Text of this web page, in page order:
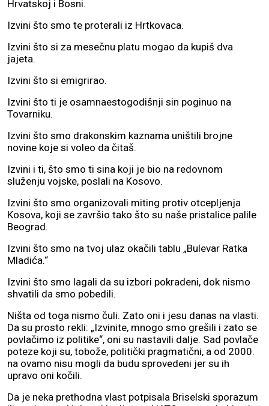
Hrvatskoj i Bosni.
Izvini što smo te proterali iz Hrtkovaca.
Izvini što si za mesečnu platu mogao da kupiš dva
jajeta.
Izvini što si emigrirao.
Izvini što ti je osamnaestogodišnji sin poginuo na
Tovarniku.
Izvini što smo drakonskim kaznama uništili brojne
novine koje si voleo da čitaš.
Izvini i ti, što smo ti sina koji je bio na redovnom
služenju vojske, poslali na Kosovo.
Izvini što smo organizovali miting protiv otcepljenja
Kosova, koji se završio tako što su naše pristalice palile
Beograd.
Izvini što smo na tvoj ulaz okačili tablu „Bulevar Ratka
Mladića.“
Izvini što smo lagali da su izbori pokradeni, dok nismo
shvatili da smo pobedili.
Ništa od toga nismo čuli. Zato oni i jesu danas na vlasti.
Da su prosto rekli: „Izvinite, mnogo smo grešili i zato se
povlačimo iz politike“, oni su nastavili dalje. Sad povlače
poteze koji su, tobože, politički pragmatični, a od 2000.
na ovamo nisu mogli da budu sprovedeni jer su ih
upravo oni kočili.
Da je neka prethodna vlast potpisala Briselski sporazum